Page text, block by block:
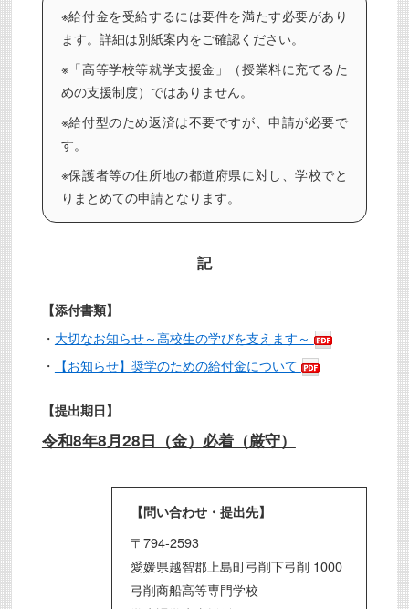
※給付金を受給するには要件を満たす必要があり
ます。詳細は別紙案内をご確認ください。
※「高等学校等就学支援金」（授業料に充てるた
めの支援制度）ではありません。
※給付型のため返済は不要ですが、申請が必要で
す。
※保護者等の住所地の都道府県に対し、学校でと
りまとめての申請となります。
記
【添付書類】
・ 大切なお知らせ～高校生の学びを支えます～
・
【お知らせ】奨学のための給付金について
【提出期日】
令和8年8月28日（金）必着（厳守）
【問い合わせ・提出先】
〒794-2593
愛媛県越智郡上島町弓削下弓削 1000
弓削商船高等専門学校